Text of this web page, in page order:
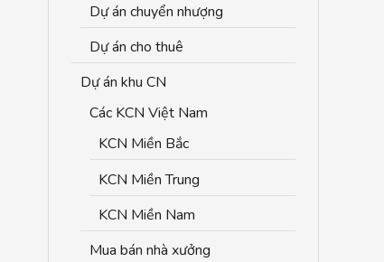
Dự án chuyển nhượng
Dự án cho thuê
Dự án khu CN
Các KCN Việt Nam
KCN Miền Bắc
KCN Miền Trung
KCN Miền Nam
Mua bán nhà xưởng